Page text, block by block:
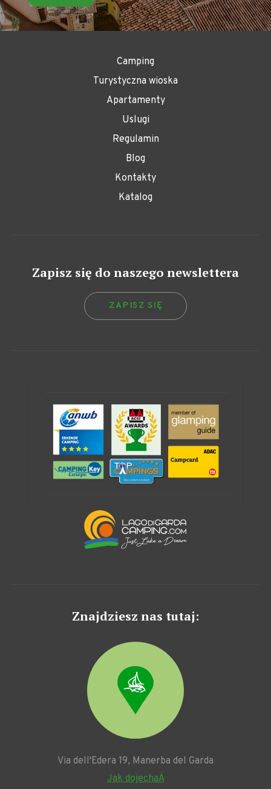
Camping
Turystyczna wioska
Apartamenty
Uslugi
Regulamin
Blog
Kontakty
Katalog
Zapisz się do naszego newslettera
ZAPISZ SIĘ
Znajdziesz nas tutaj:
Via dell'Edera 19, Manerba del Garda
Jak dojechaÄ